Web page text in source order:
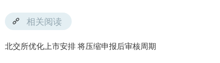
相关阅读
北交所优化上市安排 将压缩申报后审核周期